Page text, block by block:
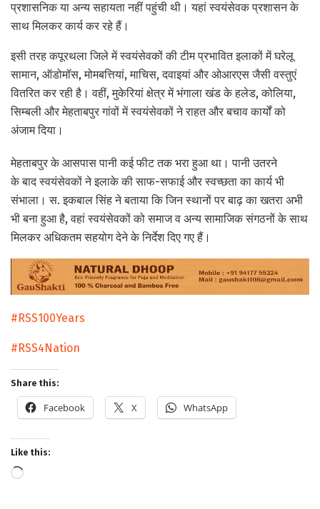
प्रशासनिक या अन्य सहायता नहीं पहुंची थी। यहां स्वयंसेवक प्रशासन के
साथ मिलकर कार्य कर रहे हैं।
इसी तरह कपूरथला जिले में स्वयंसेवकों की टीम प्रभावित इलाकों में घरेलू
सामान, ऑडोमॉस, मोमबत्तियां, माचिस, दवाइयां और ओआरएस जैसी वस्तुएं
वितरित कर रही है। वहीं, मुकेरियां क्षेत्र में भंगाला खंड के हलेड, कोलिया,
सिम्बली और मेहताबपुर गांवों में स्वयंसेवकों ने राहत और बचाव कार्यों को
अंजाम दिया।
मेहताबपुर के आसपास पानी कई फीट तक भरा हुआ था। पानी उतरने
के बाद स्वयंसेवकों ने इलाके की साफ-सफाई और स्वच्छता का कार्य भी
संभाला। स. इकबाल सिंह ने बताया कि जिन स्थानों पर बाढ़ का खतरा अभी
भी बना हुआ है, वहां स्वयंसेवकों को समाज व अन्य सामाजिक संगठनों के साथ
मिलकर अधिकतम सहयोग देने के निर्देश दिए गए हैं।
#RSS100Years
#RSS4Nation
Share this:
Facebook X WhatsApp
Like this:
Loading…